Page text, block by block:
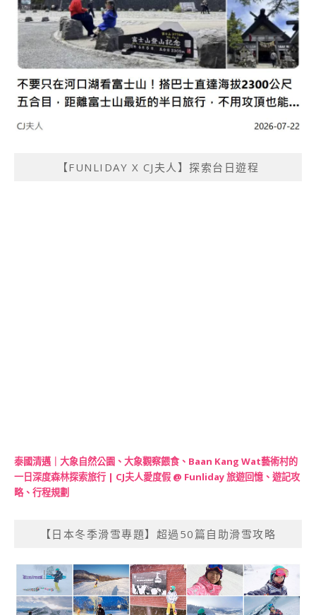
【FUNLIDAY X CJ夫人】探索台日遊程
泰國清邁｜大象自然公園、大象觀察餵食、Baan Kang Wat藝術村的
一日深度森林探索旅行 | CJ夫人愛度假 @ Funliday 旅遊回憶、遊記攻
略、行程規劃
【日本冬季滑雪專題】超過50篇自助滑雪攻略